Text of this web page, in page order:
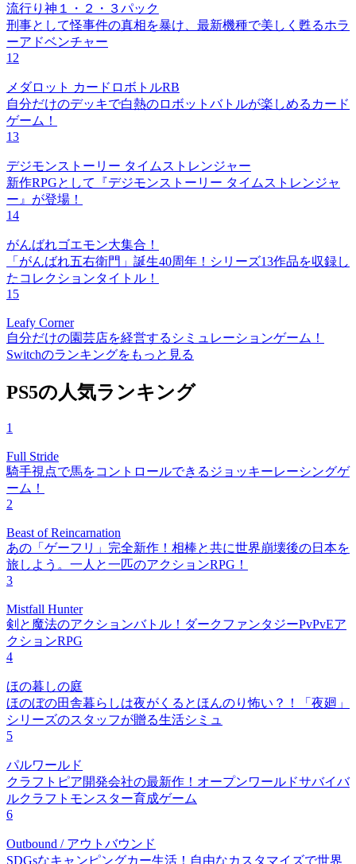
流行り神１・２・３パック
刑事として怪事件の真相を暴け、最新機種で美しく甦るホラ
ーアドベンチャー
12
メダロット カードロボトルRB
自分だけのデッキで白熱のロボットバトルが楽しめるカード
ゲーム！
13
デジモンストーリー タイムストレンジャー
新作RPGとして『デジモンストーリー タイムストレンジャ
ー』が登場！
14
がんばれゴエモン大集合！
「がんばれ五右衛門」誕生40周年！シリーズ13作品を収録し
たコレクションタイトル！
15
Leafy Corner
自分だけの園芸店を経営するシミュレーションゲーム！
Switchのランキングをもっと見る
PS5の人気ランキング
1
Full Stride
騎手視点で馬をコントロールできるジョッキーレーシングゲ
ーム！
2
Beast of Reincarnation
あの「ゲーフリ」完全新作！相棒と共に世界崩壊後の日本を
旅しよう。一人と一匹のアクションRPG！
3
Mistfall Hunter
剣と魔法のアクションバトル！ダークファンタジーPvPvEア
クションRPG
4
ほの暮しの庭
ほのぼの田舎暮らしは夜がくるとほんのり怖い？！「夜廻」
シリーズのスタッフが贈る生活シミュ
5
パルワールド
クラフトピア開発会社の最新作！オープンワールドサバイバ
ルクラフトモンスター育成ゲーム
6
Outbound / アウトバウンド
SDGsなキャンピングカー生活！自由なカスタマイズで世界